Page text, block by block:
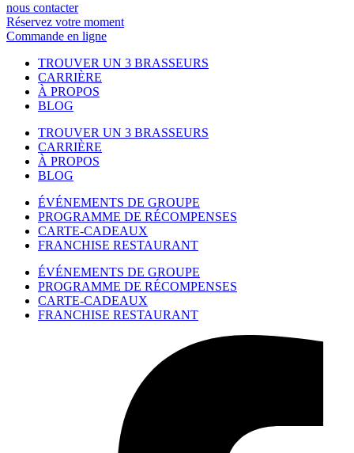
nous contacter
Réservez votre moment
Commande en ligne
TROUVER UN 3 BRASSEURS
CARRIÈRE
À PROPOS
BLOG
TROUVER UN 3 BRASSEURS
CARRIÈRE
À PROPOS
BLOG
ÉVÉNEMENTS DE GROUPE
PROGRAMME DE RÉCOMPENSES
CARTE-CADEAUX
FRANCHISE RESTAURANT
ÉVÉNEMENTS DE GROUPE
PROGRAMME DE RÉCOMPENSES
CARTE-CADEAUX
FRANCHISE RESTAURANT